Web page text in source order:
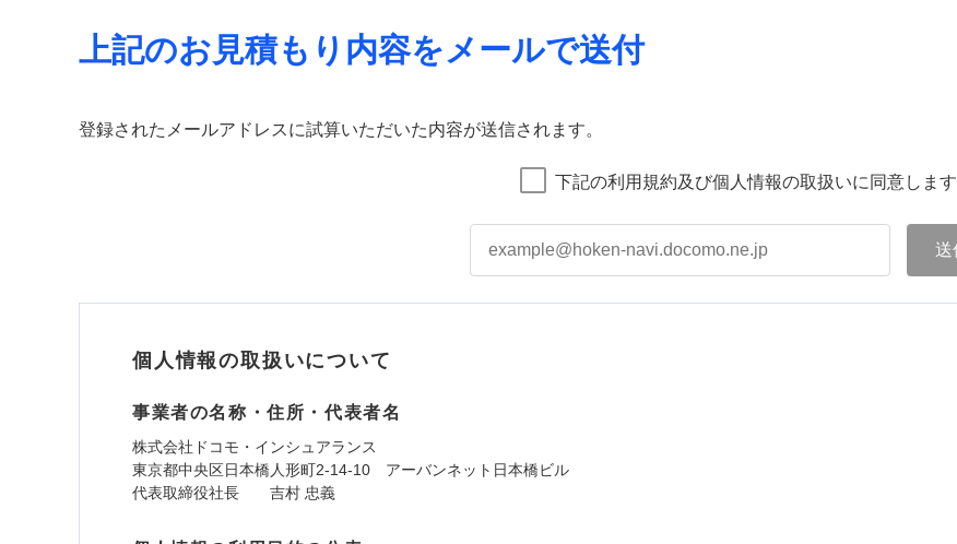
上記のお見積もり内容をメールで送付
登録されたメールアドレスに試算いただいた内容が送信されます。
下記の利用規約及び個人情報の取扱いに同意します
個人情報の取扱いについて
事業者の名称・住所・代表者名
株式会社ドコモ・インシュアランス
東京都中央区日本橋人形町2-14-10 アーバンネット日本橋ビル
代表取締役社長 吉村 忠義